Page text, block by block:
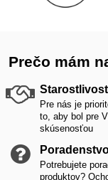
Prečo mám
Pre nás je
to, aby bol pre
skúsenosťou
Potrebujete
produktov?